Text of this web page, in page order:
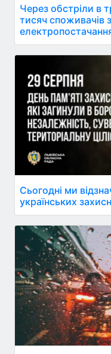
Через обстріли в
тисяч споживачів
Сьогодні ми
українських